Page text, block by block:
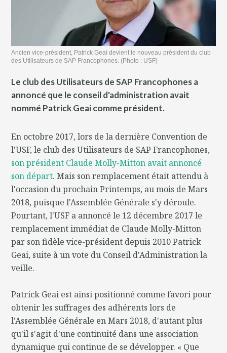
Ancien vice-président, Patrick Geai devient le nouveau président du club
des Utilisateurs de SAP Francophones. (Photo : USF)
Le club des Utilisateurs de SAP Francophones a
annoncé que le conseil d'administration avait
nommé Patrick Geai comme président.
En octobre 2017, lors de la dernière Convention de
l'USF, le club des Utilisateurs de SAP Francophones,
son président Claude Molly-Mitton avait annoncé
son départ. Mais son remplacement était attendu à
l'occasion du prochain Printemps, au mois de Mars
2018, puisque l'Assemblée Générale s'y déroule.
Pourtant, l'USF a annoncé le 12 décembre 2017 le
remplacement immédiat de Claude Molly-Mitton
par son fidèle vice-président depuis 2010 Patrick
Geai, suite à un vote du Conseil d'Administration la
veille.
Patrick Geai est ainsi positionné comme favori pour
obtenir les suffrages des adhérents lors de
l'Assemblée Générale en Mars 2018, d'autant plus
qu'il s'agit d'une continuité dans une association
dynamique qui continue de se développer. « Que